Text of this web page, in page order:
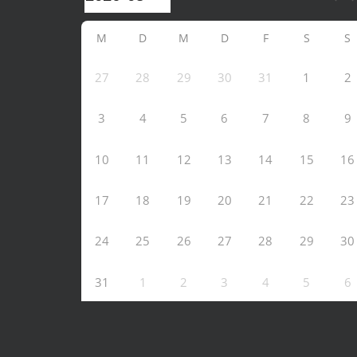
M D M D F S S
27 28 29 30 31 1 2
3 4 5 6 7 8 9
10 11 12 13 14 15 16
17 18 19 20 21 22 23
24 25 26 27 28 29 30
31 1 2 3 4 5 6